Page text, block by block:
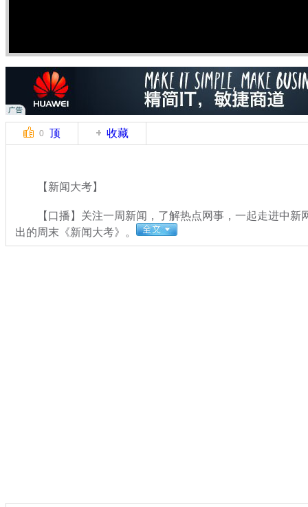
0 顶 收藏
【新闻大考】
【口播】关注一周新闻，了解热点网事，一起走进中新
出的周末《新闻大考》。